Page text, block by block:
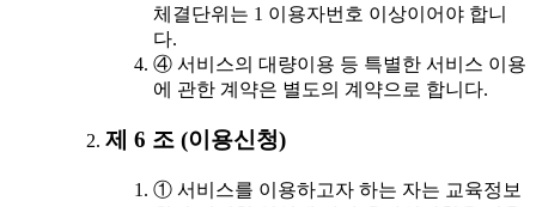
체결단위는 1 이용자번호 이상이어야 합니
다.
④ 서비스의 대량이용 등 특별한 서비스 이용
에 관한 계약은 별도의 계약으로 합니다.
제 6 조 (이용신청)
① 서비스를 이용하고자 하는 자는 교육정보